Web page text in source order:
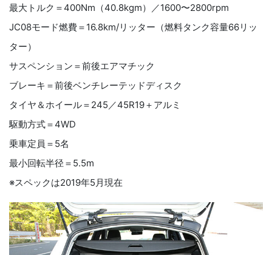
最大トルク＝400Nm （40.8kgm）／1600〜2800rpm
JC08モード燃費＝ 16.8km/リッター（燃料タンク容量66リッ
ター）
サスペンション ＝前後エアマチック
ブレーキ ＝前後ベンチレーテッドディスク
タイヤ＆ホイール＝ 245 ／45R19＋アルミ
駆動方式＝4WD
乗車定員＝ 5名
最小回転半径＝ 5.5m
※スペックは2019年5 月現在